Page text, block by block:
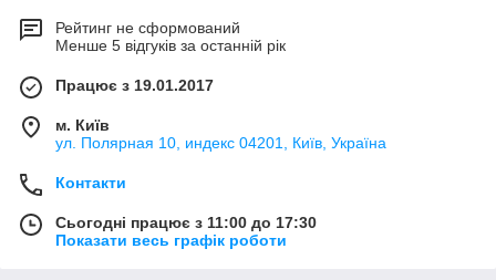
Рейтинг не сформований
Менше 5 відгуків за останній рік
Працює з 19.01.2017
м. Київ
ул. Полярная 10, индекс 04201, Київ, Україна
Контакти
Сьогодні працює з 11:00 до 17:30
Показати весь графік роботи